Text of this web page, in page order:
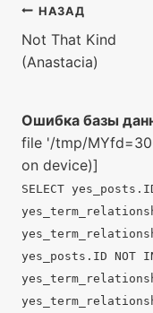
Навигация
по
записям
НАЗАД
Not That Kind
(Anastacia)
Ошибка базы
file '/tmp/
on device)]
SELECT
yes_posts.ID NOT